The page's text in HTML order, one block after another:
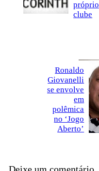
próprio
clube
Ronaldo
Giovanelli
se envolve
em
polêmica
no ‘Jogo
Aberto’